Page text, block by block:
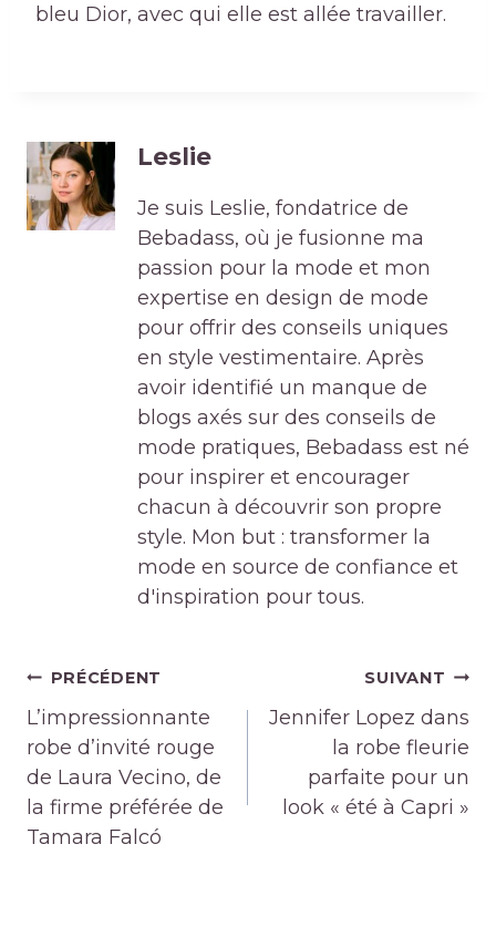
bleu Dior, avec qui elle est allée travailler.
Leslie
Je suis Leslie, fondatrice de
Bebadass, où je fusionne ma
passion pour la mode et mon
expertise en design de mode
pour offrir des conseils uniques
en style vestimentaire. Après
avoir identifié un manque de
blogs axés sur des conseils de
mode pratiques, Bebadass est né
pour inspirer et encourager
chacun à découvrir son propre
style. Mon but : transformer la
mode en source de confiance et
d'inspiration pour tous.
Navigation
de
l’article
PRÉCÉDENT
L’impressionnante
robe d’invité rouge
de Laura Vecino, de
la firme préférée de
Tamara Falcó
SUIVANT
Jennifer Lopez dans
la robe fleurie
parfaite pour un
look « été à Capri »